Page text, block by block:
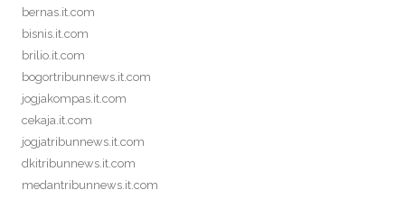
bernas.it.com
bisnis.it.com
brilio.it.com
bogortribunnews.it.com
jogjakompas.it.com
cekaja.it.com
jogjatribunnews.it.com
dkitribunnews.it.com
medantribunnews.it.com